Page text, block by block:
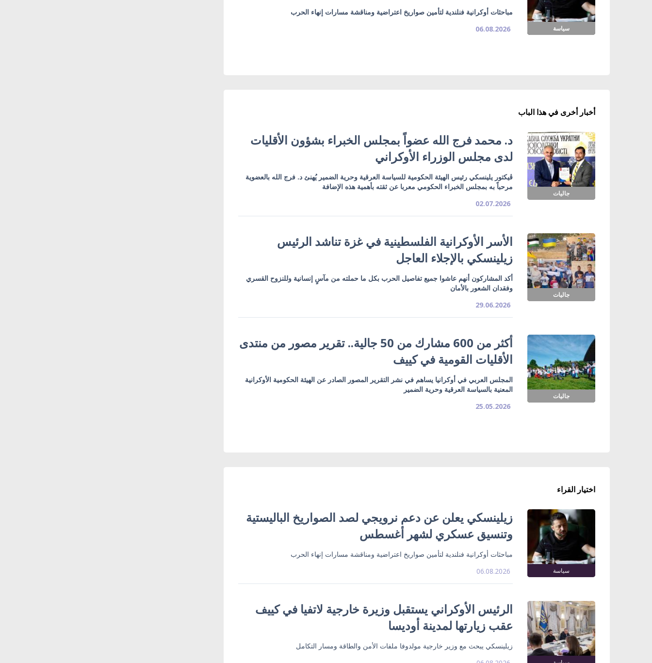
سياسة
مباحثات أوكرانية فنلندية لتأمين صواريخ اعتراضية ومناقشة مسارات إنهاء الحرب
06.08.2026
أخبار أخرى في هذا الباب
جاليات
د. محمد فرج الله عضواً بمجلس الخبراء بشؤون الأقليات
لدى مجلس الوزراء الأوكراني
ڤيكتور يلينسكي رئيس الهيئة الحكومية للسياسة العرقية وحرية الضمير يُهنئ د. فرج الله بالعضوية
مرحباً به بمجلس الخبراء الحكومي معربا عن ثقته بأهمية هذه الإضافة
02.07.2026
جاليات
الأسر الأوكرانية الفلسطينية في غزة تناشد الرئيس
زيلينسكي بالإجلاء العاجل
أكد المشاركون أنهم عاشوا جميع تفاصيل الحرب بكل ما حملته من مآسٍ إنسانية وللنزوح القسري
وفقدان الشعور بالأمان
29.06.2026
جاليات
أكثر من 600 مشارك من 50 جالية.. تقرير مصور من منتدى
الأقليات القومية في كييف
المجلس العربي في أوكرانيا يساهم في نشر التقرير المصور الصادر عن الهيئة الحكومية الأوكرانية
المعنية بالسياسة العرقية وحرية الضمير
25.05.2026
اختيار القراء
سياسة
زيلينسكي يعلن عن دعم نرويجي لصد الصواريخ الباليستية
وتنسيق عسكري لشهر أغسطس
مباحثات أوكرانية فنلندية لتأمين صواريخ اعتراضية ومناقشة مسارات إنهاء الحرب
06.08.2026
الرئيس الأوكراني يستقبل وزيرة خارجية لاتفيا في كييف
عقب زيارتها لمدينة أوديسا
زيلينسكي يبحث مع وزير خارجية مولدوفا ملفات الأمن والطاقة ومسار التكامل